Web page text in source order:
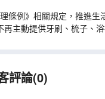
條例》相關規定，推進
主動提供牙刷、梳子、
評論(0)